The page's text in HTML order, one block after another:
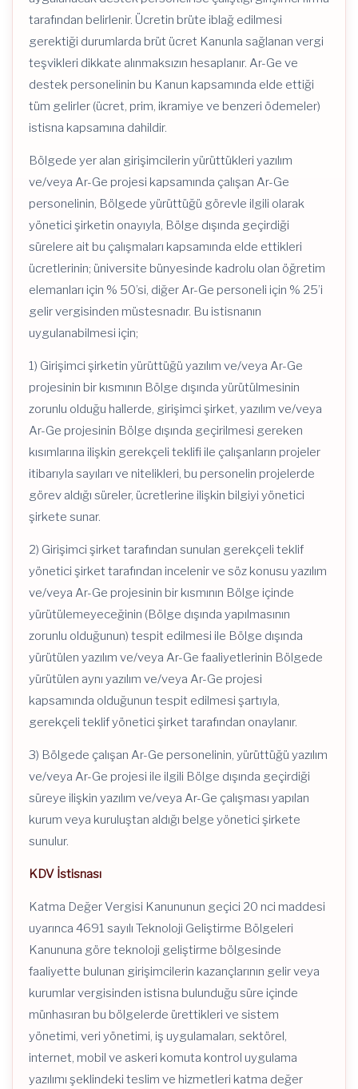
tarafından belirlenir. Ücretin brüte iblağ edilmesi
gerektiği durumlarda brüt ücret Kanunla sağlanan vergi
teşvikleri dikkate alınmaksızın hesaplanır. Ar-Ge ve
destek personelinin bu Kanun kapsamında elde ettiği
tüm gelirler (ücret, prim, ikramiye ve benzeri ödemeler)
istisna kapsamına dahildir.
Bölgede yer alan girişimcilerin yürüttükleri yazılım
ve/veya Ar-Ge projesi kapsamında çalışan Ar-Ge
personelinin, Bölgede yürüttüğü görevle ilgili olarak
yönetici şirketin onayıyla, Bölge dışında geçirdiği
sürelere ait bu çalışmaları kapsamında elde ettikleri
ücretlerinin; üniversite bünyesinde kadrolu olan öğretim
elemanları için % 50’si, diğer Ar-Ge personeli için % 25’i
gelir vergisinden müstesnadır. Bu istisnanın
uygulanabilmesi için;
1) Girişimci şirketin yürüttüğü yazılım ve/veya Ar-Ge
projesinin bir kısmının Bölge dışında yürütülmesinin
zorunlu olduğu hallerde, girişimci şirket, yazılım ve/veya
Ar-Ge projesinin Bölge dışında geçirilmesi gereken
kısımlarına ilişkin gerekçeli teklifi ile çalışanların projeler
itibarıyla sayıları ve nitelikleri, bu personelin projelerde
görev aldığı süreler, ücretlerine ilişkin bilgiyi yönetici
şirkete sunar.
2) Girişimci şirket tarafından sunulan gerekçeli teklif
yönetici şirket tarafından incelenir ve söz konusu yazılım
ve/veya Ar-Ge projesinin bir kısmının Bölge içinde
yürütülemeyeceğinin (Bölge dışında yapılmasının
zorunlu olduğunun) tespit edilmesi ile Bölge dışında
yürütülen yazılım ve/veya Ar-Ge faaliyetlerinin Bölgede
yürütülen aynı yazılım ve/veya Ar-Ge projesi
kapsamında olduğunun tespit edilmesi şartıyla,
gerekçeli teklif yönetici şirket tarafından onaylanır.
3) Bölgede çalışan Ar-Ge personelinin, yürüttüğü yazılım
ve/veya Ar-Ge projesi ile ilgili Bölge dışında geçirdiği
süreye ilişkin yazılım ve/veya Ar-Ge çalışması yapılan
kurum veya kuruluştan aldığı belge yönetici şirkete
sunulur.
KDV İstisnası
Katma Değer Vergisi Kanununun geçici 20 nci maddesi
uyarınca 4691 sayılı Teknoloji Geliştirme Bölgeleri
Kanununa göre teknoloji geliştirme bölgesinde
faaliyette bulunan girişimcilerin kazançlarının gelir veya
kurumlar vergisinden istisna bulunduğu süre içinde
münhasıran bu bölgelerde ürettikleri ve sistem
yönetimi, veri yönetimi, iş uygulamaları, sektörel,
internet, mobil ve askeri komuta kontrol uygulama
yazılımı şeklindeki teslim ve hizmetleri katma değer